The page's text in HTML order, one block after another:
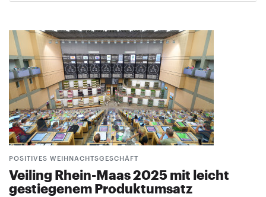
POSITIVES WEIHNACHTSGESCHÄFT
Veiling Rhein-Maas 2025 mit leicht
gestiegenem Produktumsatz